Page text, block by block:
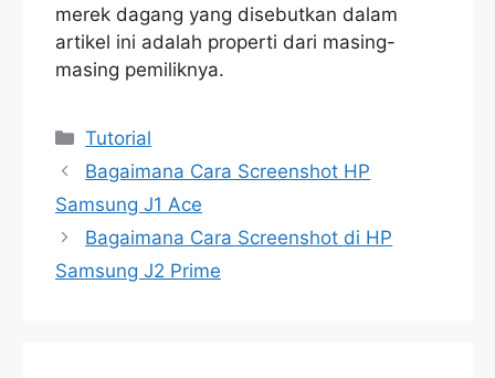
merek dagang yang disebutkan dalam
artikel ini adalah properti dari masing-
masing pemiliknya.
Categories
Tutorial
Bagaimana Cara Screenshot HP
Samsung J1 Ace
Bagaimana Cara Screenshot di HP
Samsung J2 Prime